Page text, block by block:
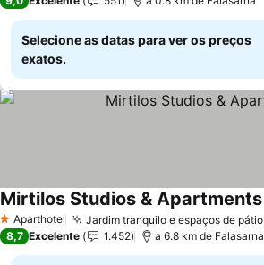
Selecione as datas para ver os preços
exatos.
1 Estrelas
Aparthotel Jardim tranquilo e espaços de pátio
Mirtilos Studios & Apartments
8,7 Excelente 1.452 a 6.8 km de Falasarna